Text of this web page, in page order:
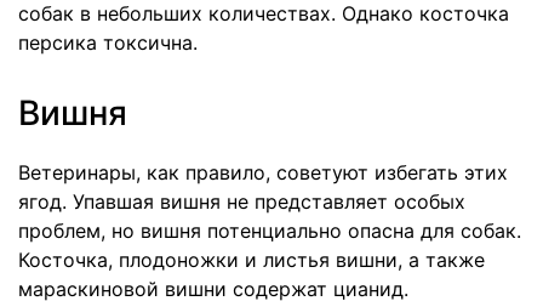
собак в небольших количествах. Однако косточка
персика токсична.
Вишня
Ветеринары, как правило, советуют избегать этих
ягод. Упавшая вишня не представляет особых
проблем, но вишня потенциально опасна для собак.
Косточка, плодоножки и листья вишни, а также
мараскиновой вишни содержат цианид.